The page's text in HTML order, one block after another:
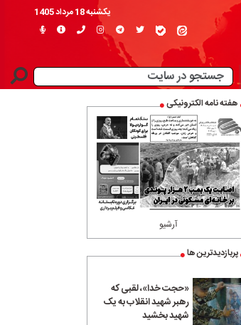
یکشنبه 18 مرداد 1405
هفته نامه الکترونیکی
آرشیو
پربازدیدترین ها
«حجت خدا»، لقبی که
رهبر شهید انقلاب به یک
شهید بخشید